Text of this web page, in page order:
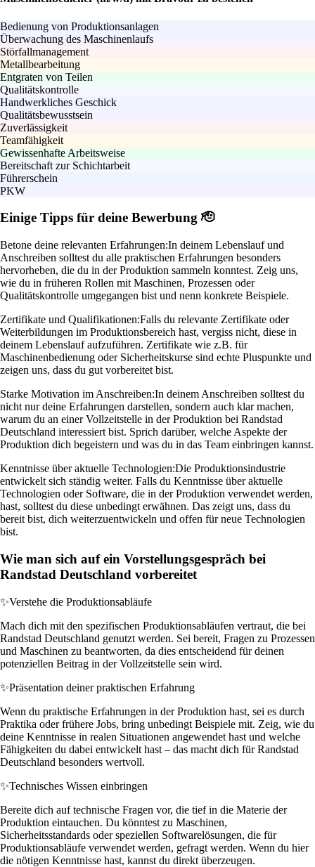
Bedienung von Produktionsanlagen
Überwachung des Maschinenlaufs
Störfallmanagement
Metallbearbeitung
Entgraten von Teilen
Qualitätskontrolle
Handwerkliches Geschick
Qualitätsbewusstsein
Zuverlässigkeit
Teamfähigkeit
Gewissenhafte Arbeitsweise
Bereitschaft zur Schichtarbeit
Führerschein
PKW
Einige Tipps für deine Bewerbung 🫡
Betone deine relevanten Erfahrungen:In deinem Lebenslauf und
Anschreiben solltest du alle praktischen Erfahrungen besonders
hervorheben, die du in der Produktion sammeln konntest. Zeig uns,
wie du in früheren Rollen mit Maschinen, Prozessen oder
Qualitätskontrolle umgegangen bist und nenn konkrete Beispiele.
Zertifikate und Qualifikationen:Falls du relevante Zertifikate oder
Weiterbildungen im Produktionsbereich hast, vergiss nicht, diese in
deinem Lebenslauf aufzuführen. Zertifikate wie z.B. für
Maschinenbedienung oder Sicherheitskurse sind echte Pluspunkte und
zeigen uns, dass du gut vorbereitet bist.
Starke Motivation im Anschreiben:In deinem Anschreiben solltest du
nicht nur deine Erfahrungen darstellen, sondern auch klar machen,
warum du an einer Vollzeitstelle in der Produktion bei Randstad
Deutschland interessiert bist. Sprich darüber, welche Aspekte der
Produktion dich begeistern und was du in das Team einbringen kannst.
Kenntnisse über aktuelle Technologien:Die Produktionsindustrie
entwickelt sich ständig weiter. Falls du Kenntnisse über aktuelle
Technologien oder Software, die in der Produktion verwendet werden,
hast, solltest du diese unbedingt erwähnen. Das zeigt uns, dass du
bereit bist, dich weiterzuentwickeln und offen für neue Technologien
bist.
Wie man sich auf ein Vorstellungsgespräch bei
Randstad Deutschland vorbereitet
✨Verstehe die Produktionsabläufe
Mach dich mit den spezifischen Produktionsabläufen vertraut, die bei
Randstad Deutschland genutzt werden. Sei bereit, Fragen zu Prozessen
und Maschinen zu beantworten, da dies entscheidend für deinen
potenziellen Beitrag in der Vollzeitstelle sein wird.
✨Präsentation deiner praktischen Erfahrung
Wenn du praktische Erfahrungen in der Produktion hast, sei es durch
Praktika oder frühere Jobs, bring unbedingt Beispiele mit. Zeig, wie du
deine Kenntnisse in realen Situationen angewendet hast und welche
Fähigkeiten du dabei entwickelt hast – das macht dich für Randstad
Deutschland besonders wertvoll.
✨Technisches Wissen einbringen
Bereite dich auf technische Fragen vor, die tief in die Materie der
Produktion eintauchen. Du könntest zu Maschinen,
Sicherheitsstandards oder speziellen Softwarelösungen, die für
Produktionsabläufe verwendet werden, gefragt werden. Wenn du hier
die nötigen Kenntnisse hast, kannst du direkt überzeugen.